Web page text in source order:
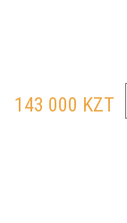
143 000 KZT